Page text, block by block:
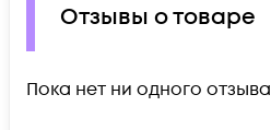
Отзывы о товаре
Пока нет ни одного отзыва